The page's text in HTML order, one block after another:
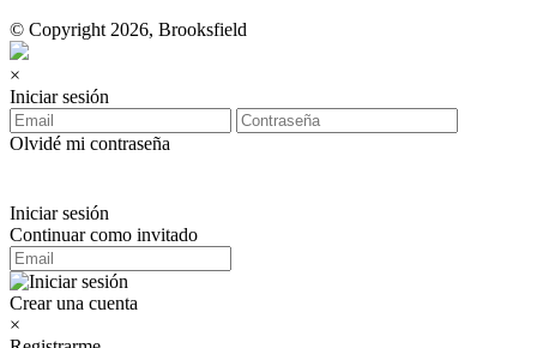
© Copyright 2026, Brooksfield
×
Iniciar sesión
Olvidé mi contraseña
Iniciar sesión
Continuar como invitado
Crear una cuenta
×